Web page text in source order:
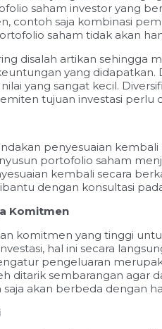
saham investor yang
contoh saja kombinasi
saham tidak akan
disalah artikan sehingga
yang didapatkan.
yang sangat kecil.
tujuan investasi
penyesuaian
portofolio saham
kembali secara
dengan konsultasi
Komitmen
komitmen yang tinggi
hal ini secara
pengeluaran
ditarik sembarangan agar
akan berbeda dengan